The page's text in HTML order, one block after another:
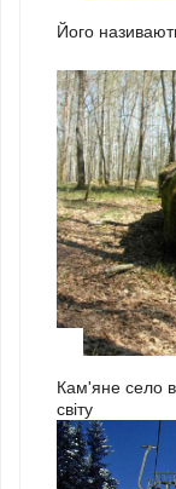
Його
Кам'яне село
світу